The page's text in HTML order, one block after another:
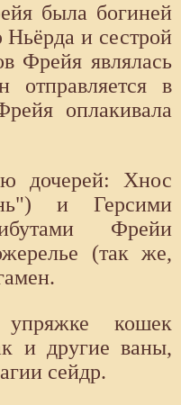
была богиней
Ньёрда и сестрой
Фрейя являлась
в
оплакивала
дочерей: Хнос
и Герсими
Фрейи
(так же,
кошек
и другие ваны,
сейдр.